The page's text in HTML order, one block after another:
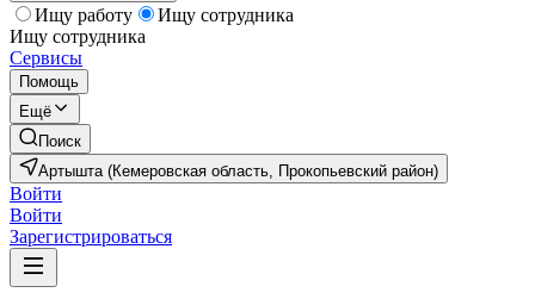
Ищу работу
Ищу сотрудника
Ищу сотрудника
Сервисы
Помощь
Ещё
Поиск
Артышта (Кемеровская область, Прокопьевский район)
Войти
Войти
Зарегистрироваться